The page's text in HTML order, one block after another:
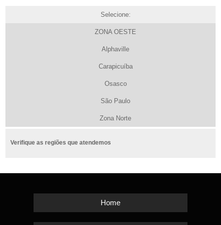
Selecione:
ZONA OESTE
Alphaville
Carapicuíba
Osasco
São Paulo
Zona Norte
Verifique as regiões que atendemos
Home